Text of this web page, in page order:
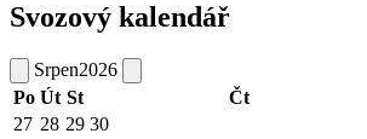
Svozový kalendář
Srpen2026
Po Út St Čt
27 28 29 30